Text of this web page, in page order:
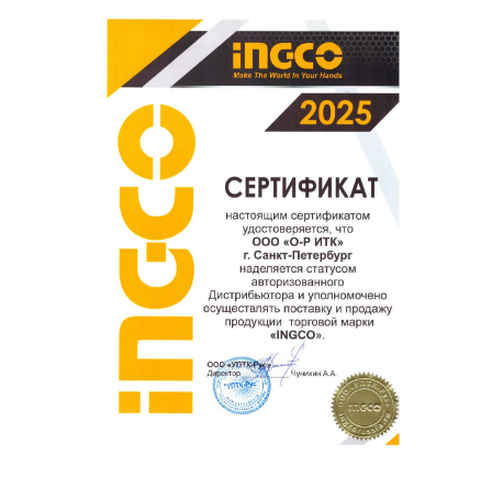
Ваш отзыв о товаре, магазине или работе продавца
поможет нам улучшать сервис и будет полезен другим
Оставить отзыв о покупке